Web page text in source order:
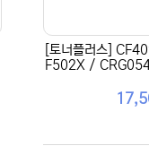
[토너플러스]
F502X /